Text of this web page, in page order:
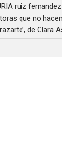
ruiz fernandez
que no
de Clara